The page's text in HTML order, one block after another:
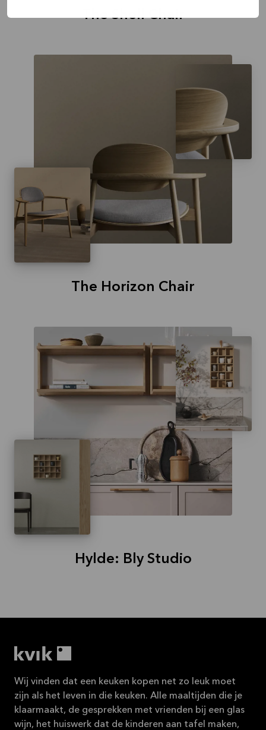
The Shell Chair
The Horizon Chair
Hylde: Bly Studio
Wij vinden dat een keuken kopen net zo leuk moet
zijn als het leven in die keuken. Alle maaltijden die je
klaarmaakt, de gesprekken met vrienden bij een glas
wijn, het huiswerk dat de kinderen aan tafel maken,